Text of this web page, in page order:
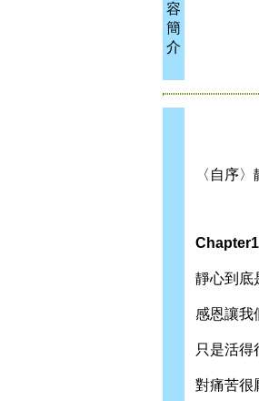
容
簡
介
〈自序
靜心到底
感恩讓我
只是活得
對痛苦很